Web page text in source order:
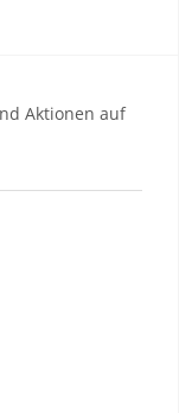
Aktionen auf